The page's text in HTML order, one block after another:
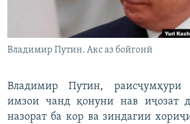
Владимир Путин. Акс аз бойгонӣ
Владимир Путин, раисҷумҳури
имзои чанд қонуни нав иҷозат
назорат ба кор ва зиндагии